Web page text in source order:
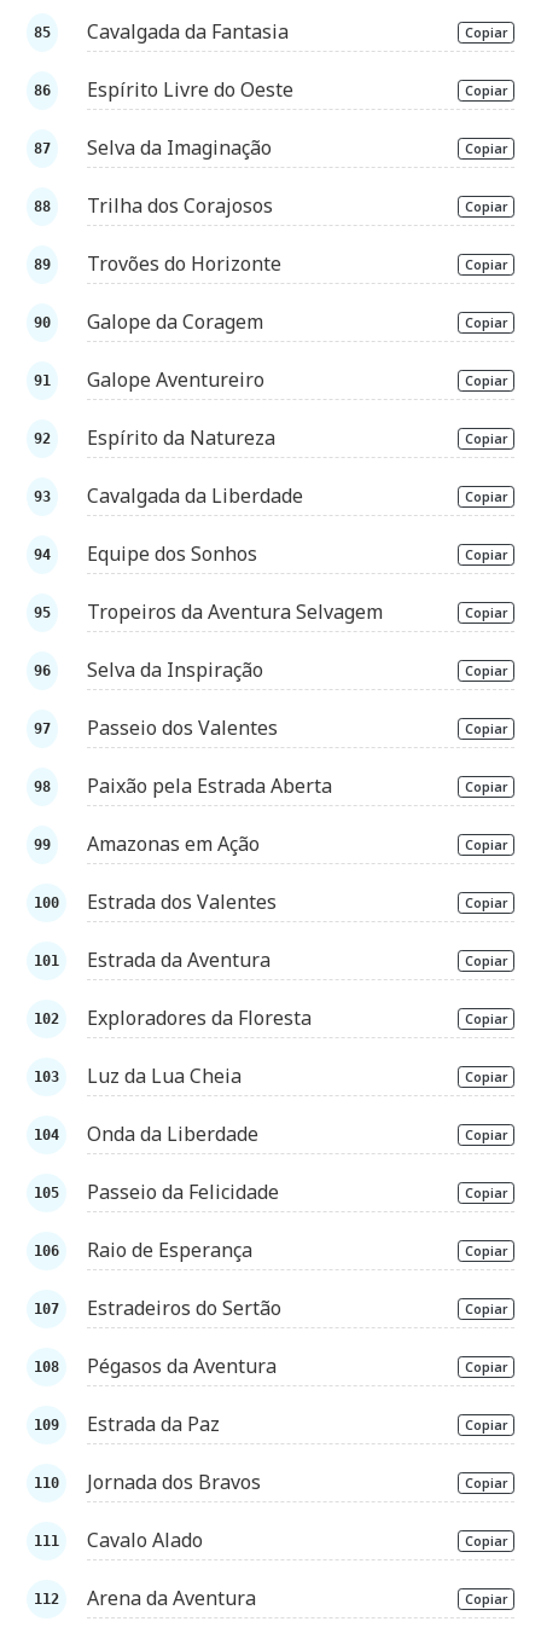
Cavalgada da Fantasia Copiar
Espírito Livre do Oeste Copiar
Selva da Imaginação Copiar
Trilha dos Corajosos Copiar
Trovões do Horizonte Copiar
Galope da Coragem Copiar
Galope Aventureiro Copiar
Espírito da Natureza Copiar
Cavalgada da Liberdade Copiar
Equipe dos Sonhos Copiar
Tropeiros da Aventura Selvagem Copiar
Selva da Inspiração Copiar
Passeio dos Valentes Copiar
Paixão pela Estrada Aberta Copiar
Amazonas em Ação Copiar
Estrada dos Valentes Copiar
Estrada da Aventura Copiar
Exploradores da Floresta Copiar
Luz da Lua Cheia Copiar
Onda da Liberdade Copiar
Passeio da Felicidade Copiar
Raio de Esperança Copiar
Estradeiros do Sertão Copiar
Pégasos da Aventura Copiar
Estrada da Paz Copiar
Jornada dos Bravos Copiar
Cavalo Alado Copiar
Arena da Aventura Copiar